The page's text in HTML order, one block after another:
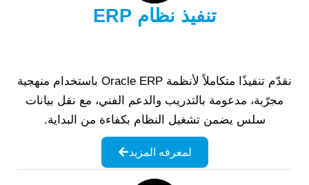
تنفيذ نظام ERP
نقدّم تنفيذًا متكاملاً لأنظمة Oracle ERP باستخدام منهجية
مجرّبة، مدعومة بالتدريب والدعم الفني، مع نقل بيانات
سلس يضمن تشغيل النظام بكفاءة من البداية.
لمعرفه المزيد